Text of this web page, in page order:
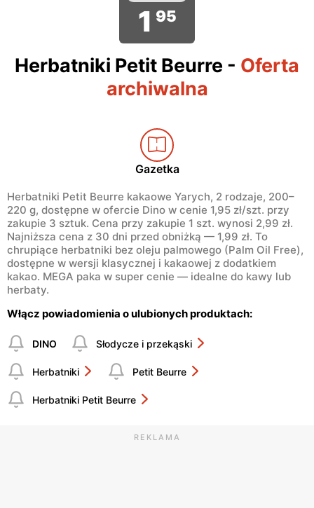
1 95
Herbatniki Petit Beurre - Oferta
archiwalna
Gazetka
Herbatniki Petit Beurre kakaowe Yarych, 2 rodzaje, 200–
220 g, dostępne w ofercie Dino w cenie 1,95 zł/szt. przy
zakupie 3 sztuk. Cena przy zakupie 1 szt. wynosi 2,99 zł.
Najniższa cena z 30 dni przed obniżką — 1,99 zł. To
chrupiące herbatniki bez oleju palmowego (Palm Oil Free),
dostępne w wersji klasycznej i kakaowej z dodatkiem
kakao. MEGA paka w super cenie — idealne do kawy lub
herbaty.
Włącz powiadomienia o ulubionych produktach:
DINO Słodycze i przekąski
Herbatniki Petit Beurre
Herbatniki Petit Beurre
REKLAMA